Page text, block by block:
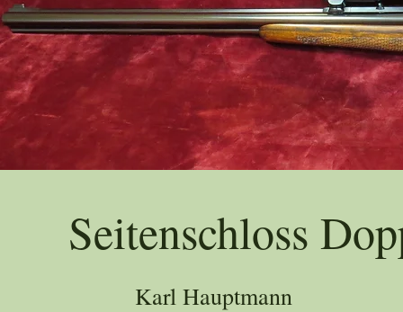
Seitenschloss
Karl Hauptmann